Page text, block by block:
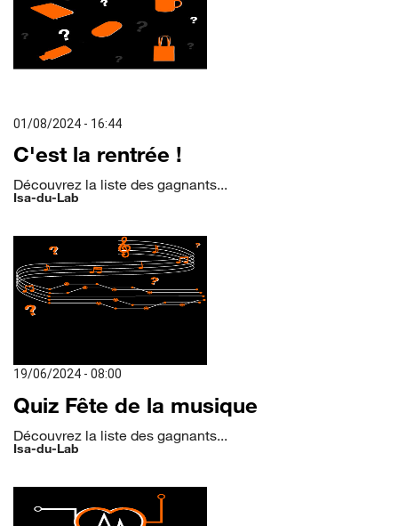
01/08/2024 - 16:44
C'est la rentrée !
Découvrez la liste des gagnants...
Isa-du-Lab
19/06/2024 - 08:00
Quiz Fête de la musique
Découvrez la liste des gagnants...
Isa-du-Lab